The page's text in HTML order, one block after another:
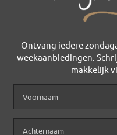
Ontvang iedere
weekaanbiedingen.
makkelijk